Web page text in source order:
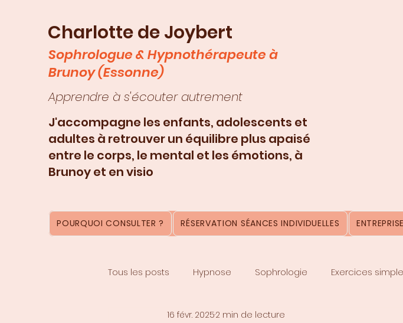
Charlotte de Joybert
Sophrologue & Hypnothérapeute à
Brunoy (Essonne)
Apprendre à s'écouter autrement
J'accompagne les enfants, adolescents et
adultes à retrouver un équilibre plus apaisé
entre le corps, le mental et les émotions, à
Brunoy et en visio
POURQUOI CONSULTER ? RÉSERVATION SÉANCES INDIVIDUELLES
Tous les posts Hypnose Sophrologie Exercices
16 févr. 20252 min de lecture